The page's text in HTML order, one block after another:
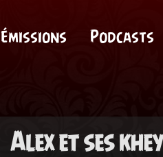
Émissions Podcasts
Alex et ses